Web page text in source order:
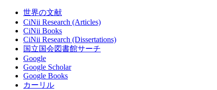
世界の文献
CiNii Research (Articles)
CiNii Books
CiNii Research (Dissertations)
国立国会図書館サーチ
Google
Google Scholar
Google Books
カーリル